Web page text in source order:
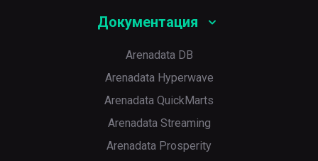
Документация
Arenadata DB
Arenadata Hyperwave
Arenadata QuickMarts
Arenadata Streaming
Arenadata Prosperity